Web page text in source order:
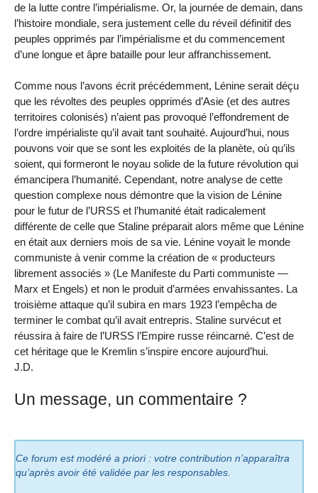
de la lutte contre l’impérialisme. Or, la journée de demain, dans
l’histoire mondiale, sera justement celle du réveil définitif des
peuples opprimés par l’impérialisme et du commencement
d’une longue et âpre bataille pour leur affranchissement.
Comme nous l’avons écrit précédemment, Lénine serait déçu
que les révoltes des peuples opprimés d’Asie (et des autres
territoires colonisés) n’aient pas provoqué l’effondrement de
l’ordre impérialiste qu’il avait tant souhaité. Aujourd’hui, nous
pouvons voir que se sont les exploités de la planète, où qu’ils
soient, qui formeront le noyau solide de la future révolution qui
émancipera l’humanité. Cependant, notre analyse de cette
question complexe nous démontre que la vision de Lénine
pour le futur de l’URSS et l’humanité était radicalement
différente de celle que Staline préparait alors même que Lénine
en était aux derniers mois de sa vie. Lénine voyait le monde
communiste à venir comme la création de « producteurs
librement associés » (Le Manifeste du Parti communiste —
Marx et Engels) et non le produit d’armées envahissantes. La
troisième attaque qu’il subira en mars 1923 l’empêcha de
terminer le combat qu’il avait entrepris. Staline survécut et
réussira à faire de l’URSS l’Empire russe réincarné. C’est de
cet héritage que le Kremlin s’inspire encore aujourd’hui.
J.D.
Un message, un commentaire ?
Ce forum est modéré a priori : votre contribution n’apparaîtra
qu’après avoir été validée par les responsables.